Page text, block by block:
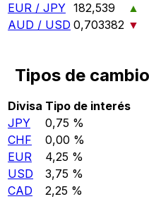
EUR / JPY 182,539
▲
AUD / USD 0,703382 ▼
Tipos de
Divisa Tipo de interés
JPY
0,75 %
CHF
0,00 %
EUR
4,25 %
USD
3,75 %
CAD
2,25 %